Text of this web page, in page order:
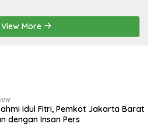
View More
Idul Fitri, Pemkot Jakarta Barat
dengan Insan Pers